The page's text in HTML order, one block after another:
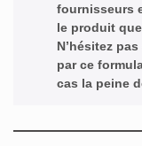
fournisseurs
le produit
N’hésitez
par ce
cas la peine